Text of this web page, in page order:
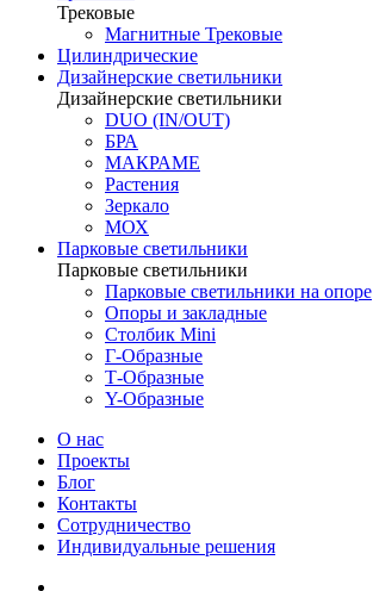
Трековые
Магнитные Трековые
Цилиндрические
Дизайнерские светильники
Дизайнерские светильники
DUO (IN/OUT)
БРА
МАКРАМЕ
Растения
Зеркало
МОХ
Парковые светильники
Парковые светильники
Парковые светильники на опоре
Опоры и закладные
Столбик Mini
Г-Образные
Т-Образные
Y-Образные
О нас
Проекты
Блог
Контакты
Сотрудничество
Индивидуальные решения